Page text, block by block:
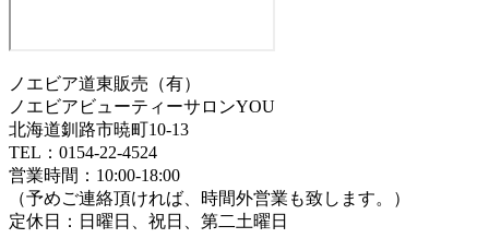
ノエビア道東販売（有）
ノエビアビューティーサロンYOU
北海道釧路市暁町10-13
TEL：0154-22-4524
営業時間：10:00-18:00
（予めご連絡頂ければ、時間外営業も致します。）
定休日：日曜日、祝日、第二土曜日